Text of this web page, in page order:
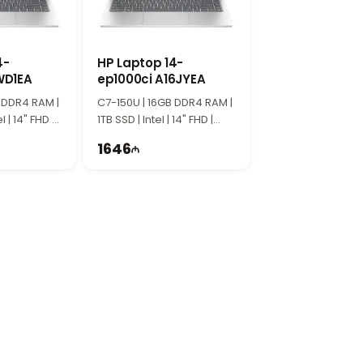
performans təqdim edir.
RAM |
| 14" FHD |
HP Laptop 14-
ep1000ci A16JYEA
C7-150U | 16GB DDR4 RAM |
1TB SSD | Intel | 14" FHD |
1646